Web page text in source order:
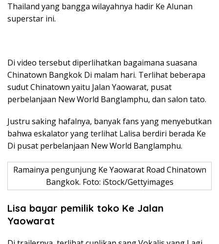
Thailand yang bangga wilayahnya hadir Ke Alunan
superstar ini.
Di video tersebut diperlihatkan bagaimana suasana
Chinatown Bangkok Di malam hari. Terlihat beberapa
sudut Chinatown yaitu Jalan Yaowarat, pusat
perbelanjaan New World Banglamphu, dan salon tato.
Justru saking hafalnya, banyak fans yang menyebutkan
bahwa eskalator yang terlihat Lalisa berdiri berada Ke
Di pusat perbelanjaan New World Banglamphu.
Ramainya pengunjung Ke Yaowarat Road Chinatown
Bangkok. Foto: iStock/Gettyimages
Lisa bayar pemilik toko Ke Jalan
Yaowarat